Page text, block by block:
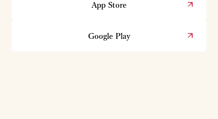
App Store
Google Play